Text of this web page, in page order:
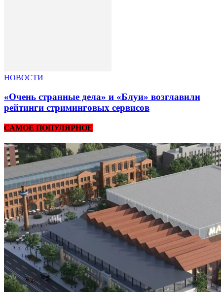
НОВОСТИ
«Очень странные дела» и «Блуи» возглавили
рейтинги стриминговых сервисов
САМОЕ ПОПУЛЯРНОЕ